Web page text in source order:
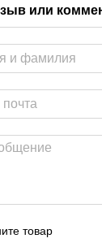
или
товар